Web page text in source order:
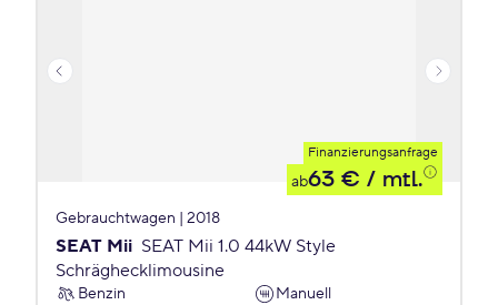
Finanzierungsanfrage
ab63 € / mtl.
Gebrauchtwagen | 2018
SEAT Mii SEAT Mii 1.0 44kW Style
Schräghecklimousine
Benzin
Manuell